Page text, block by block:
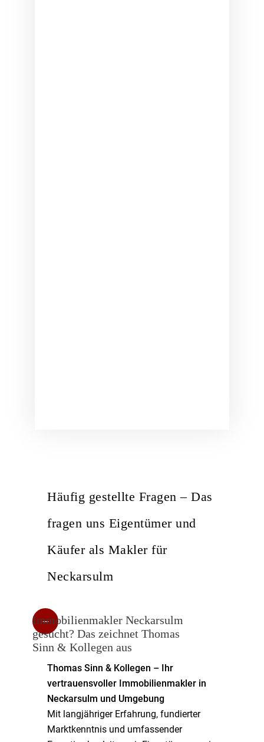
Häufig gestellte Fragen – Das
fragen uns Eigentümer und
Käufer als Makler für
Neckarsulm
Immobilienmakler Neckarsulm
gesucht? Das zeichnet Thomas
Sinn & Kollegen aus
Thomas Sinn & Kollegen – Ihr
vertrauensvoller Immobilienmakler in
Neckarsulm und Umgebung
Mit langjähriger Erfahrung, fundierter
Marktkenntnis und umfassender